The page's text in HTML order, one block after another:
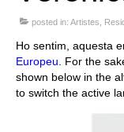
Queda’t amb
Contacte
posted in: Artistes
Ho sentim, aquesta
Europeu . For the
shown below in the
to switch the active